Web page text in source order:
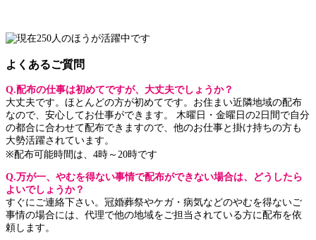
よくあるご質問
Q.配布の仕事は初めてですが、大丈夫でしょうか？
大丈夫です。ほとんどの方が初めてです。お住まい近隣地域の配布
なので、安心してお仕事ができます。 木曜日・金曜日の2日間で自分
の都合に合わせて配布できますので、他のお仕事と掛け持ちの方も
大勢活躍されています。
※配布可能時間は、4時～20時です
Q.万が一、やむを得ない事情で配布ができない場合は、どうしたら
よいでしょうか？
すぐにご連絡下さい。冠婚葬祭やケガ・病気などのやむを得ないご
事情の場合には、代理で他の地域をご担当されている方に配布を依
頼します。